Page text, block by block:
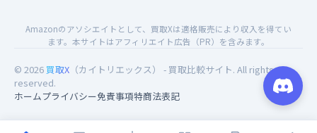
Amazonのアソシエイトとして、買取Xは適格販売により収入を得てい
ます。本サイトはアフィリエイト広告（PR）を含みます。
© 2026 買取X （カイトリエックス） - 買取比較サイト. All rights
reserved.
ホームプライバシー免責事項特商法表記